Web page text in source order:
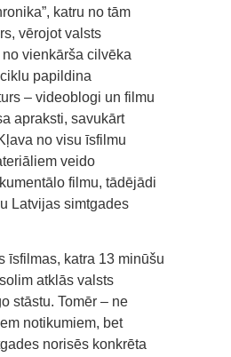
katru no tām
vērojot valsts
vienkārša cilvēka
papildina
– videoblogi un filmu
apraksti, savukārt
no visu īsfilmu
veido
filmu, tādējādi
Latvijas simtgades
īsfilmas, katra 13 minūšu
atklās valsts
stāstu. Tomēr – ne
notikumiem, bet
norisēs konkrēta